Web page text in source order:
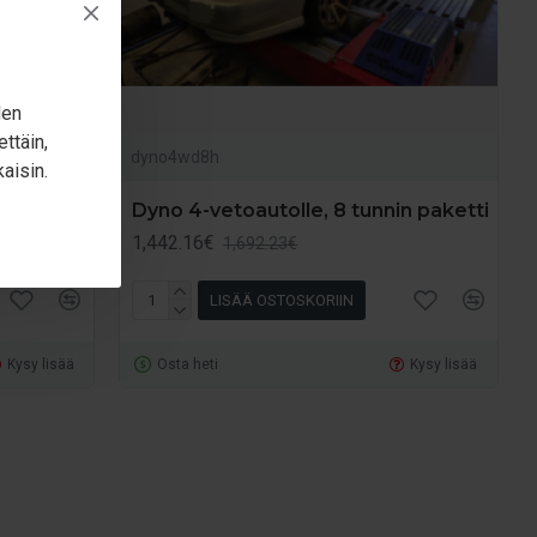
mitään matkakuluja ei tällä tavoin toimien tule.
Tällä tavoin säästyy varsinaista dynoaikaa, ja
paketti
Kysy lisää
dyno4wd8h
Dyno 4-vetoautolle, 8 tunnin paketti
1,442.16€
1,692.23€
LISÄÄ OSTOSKORIIN
Osta heti Kysy lisää